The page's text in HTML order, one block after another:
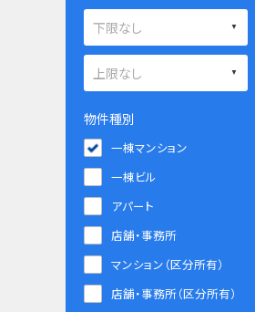
物件種別
一棟マンション
一棟ビル
アパート
店舗・事務所
マンション（区分所有）
店舗・事務所（区分所有）